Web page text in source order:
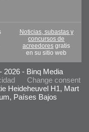
Noticias, subastas y
concursos de
acreedores gratis
en su sitio web
2026 - Binq Media
Change consent
Heideheuvel H1, Mart
Países Bajos